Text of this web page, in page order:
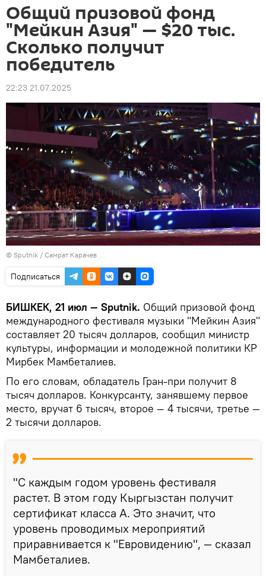
Общий призовой фонд
"Мейкин Азия" — $20 тыс.
Сколько получит
победитель
22:23 21.07.2025
© Sputnik / Самрат Карачев
Подписаться
БИШКЕК, 21 июл — Sputnik. Общий призовой фонд
международного фестиваля музыки "Мейкин Азия"
составляет 20 тысяч долларов, сообщил министр
культуры, информации и молодежной политики КР
Мирбек Мамбеталиев.
По его словам, обладатель Гран-при получит 8
тысяч долларов. Конкурсанту, занявшему первое
место, вручат 6 тысяч, второе — 4 тысячи, третье —
2 тысячи долларов.
"С каждым годом уровень фестиваля
растет. В этом году Кыргызстан получит
сертификат класса А. Это значит, что
уровень проводимых мероприятий
приравнивается к "Евровидению", — сказал
Мамбеталиев.